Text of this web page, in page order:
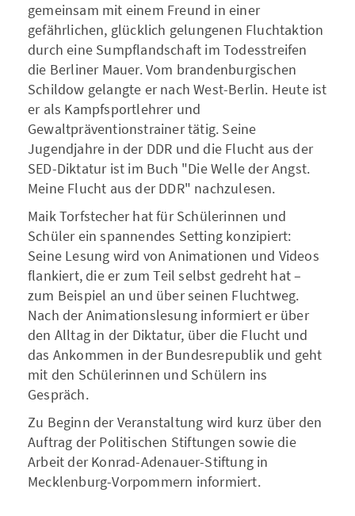
gemeinsam mit einem Freund in einer
gefährlichen, glücklich gelungenen Fluchtaktion
durch eine Sumpflandschaft im Todesstreifen
die Berliner Mauer. Vom brandenburgischen
Schildow gelangte er nach West-Berlin. Heute ist
er als Kampfsportlehrer und
Gewaltpräventionstrainer tätig. Seine
Jugendjahre in der DDR und die Flucht aus der
SED-Diktatur ist im Buch "Die Welle der Angst.
Meine Flucht aus der DDR" nachzulesen.
Maik Torfstecher hat für Schülerinnen und
Schüler ein spannendes Setting konzipiert:
Seine Lesung wird von Animationen und Videos
flankiert, die er zum Teil selbst gedreht hat –
zum Beispiel an und über seinen Fluchtweg.
Nach der Animationslesung informiert er über
den Alltag in der Diktatur, über die Flucht und
das Ankommen in der Bundesrepublik und geht
mit den Schülerinnen und Schülern ins
Gespräch.
Zu Beginn der Veranstaltung wird kurz über den
Auftrag der Politischen Stiftungen sowie die
Arbeit der Konrad-Adenauer-Stiftung in
Mecklenburg-Vorpommern informiert.